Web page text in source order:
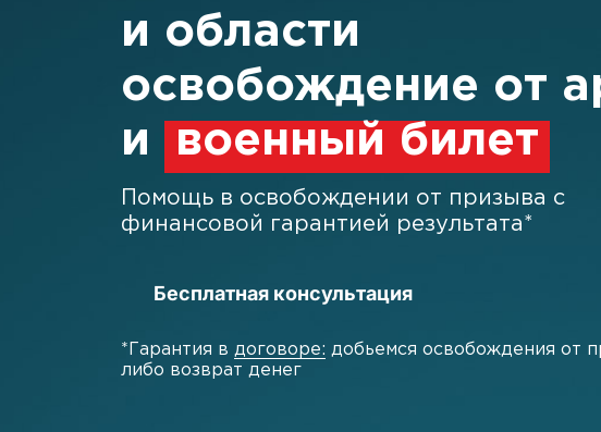
и области
освобождение от
и
военный билет
Помощь в освобождении от призыва с
финансовой гарантией результата*
Бесплатная консультация
*Гарантия в договоре: добьемся освобождения от
либо возврат денег